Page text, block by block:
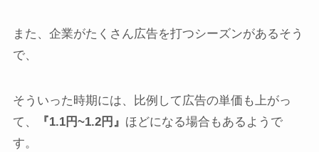
また、企業がたくさん広告を打つシーズンがあるそう
で、
そういった時期には、比例して広告の単価も上がっ
て、
『1.1円~1.2円』 ほどになる場合もあるようで
す。